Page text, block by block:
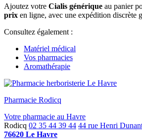
Ajoutez votre Cialis générique au panier
prix en ligne, avec une expédition discrète
Consultez également :
Matériel médical
Vos pharmacies
Aromathérapie
Pharmacie Rodicq
Votre pharmacie au Havre
Rodicq 02 35 44 39 44 44 rue Henri
76620 Le Havre